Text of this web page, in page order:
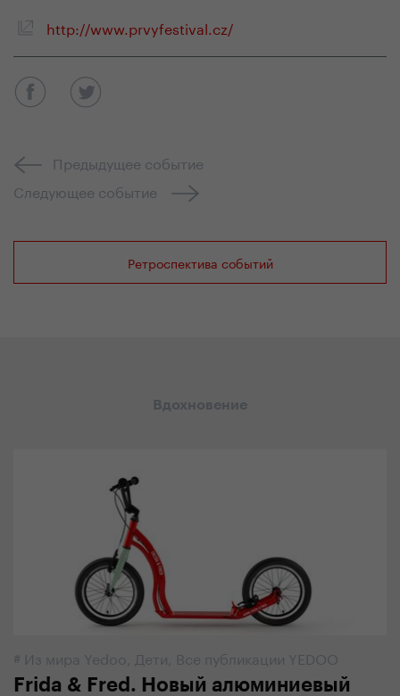
http://www.prvyfestival.cz/
Предыдущее событие
Следующее событие
Ретроспектива событий
Вдохновение
# Из мира Yedoo Дети Все публикации YEDOO
Frida & Fred. Новый алюминиевый